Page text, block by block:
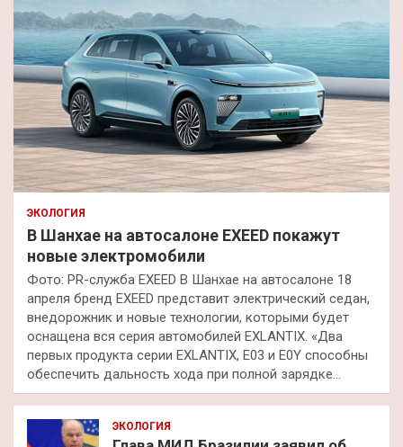
ЭКОЛОГИЯ
В Шанхае на автосалоне EXEED покажут
новые электромобили
Фото: PR-служба EXEED В Шанхае на автосалоне 18
апреля бренд EXEED представит электрический седан,
внедорожник и новые технологии, которыми будет
оснащена вся серия автомобилей EXLANTIX. «Два
первых продукта серии EXLANTIX, E03 и E0Y способны
обеспечить дальность хода при полной зарядке…
ЭКОЛОГИЯ